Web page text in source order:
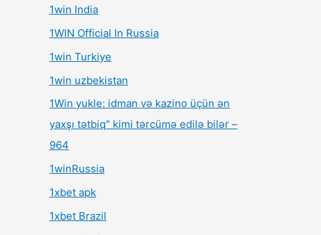
1win India
1WIN Official In Russia
1win Turkiye
1win uzbekistan
1Win yukle: idman və kazino üçün ən
yaxşı tətbiq" kimi tərcümə edilə bilər –
964
1winRussia
1xbet apk
1xbet Brazil